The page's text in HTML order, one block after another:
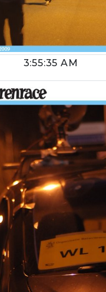
3:55:35 AM